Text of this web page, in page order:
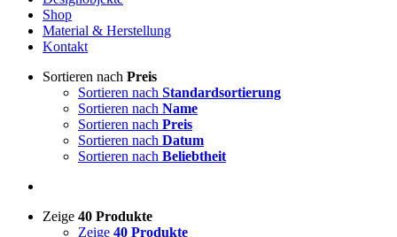
Shop
Material & Herstellung
Kontakt
Sortieren nach Preis
Sortieren nach Standardsortierung
Sortieren nach Name
Sortieren nach Preis
Sortieren nach Datum
Sortieren nach Beliebtheit
Zeige 40 Produkte
Zeige 40 Produkte